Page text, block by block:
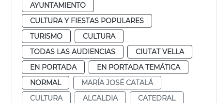
AYUNTAMIENTO
CULTURA Y FIESTAS POPULARES
TURISMO
CULTURA
TODAS LAS AUDIENCIAS
CIUTAT VELLA
EN PORTADA
EN PORTADA TEMÁTICA
NORMAL
MARÍA JOSÉ CATALÁ
CULTURA
ALCALDIA
CATEDRAL